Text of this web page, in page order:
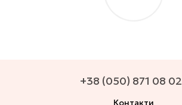
+38 (050) 871 08 02
Контакти